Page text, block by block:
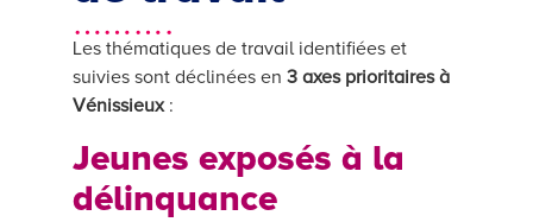
……….
Les thématiques de travail identifiées et
suivies sont déclinées en 3 axes prioritaires à
Vénissieux:
Jeunes exposés à la
délinquance